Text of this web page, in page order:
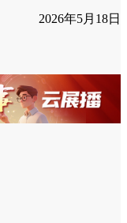
2026年5月18日